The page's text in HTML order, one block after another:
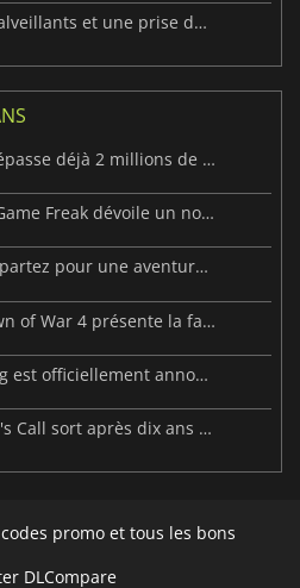
Des cartes de logiciels malveillants et une prise de contrôle de Discord ont touché Meccha Chameleon
Resident Evil: Veronica dépasse déjà 2 millions de wishlists
Beast of Reincarnation : Game Freak dévoile un nouveau pari
Big Walk est disponible : partez pour une aventure entre amis
Warhammer 40 000 : Dawn of War 4 présente la faction des Nécrons
Le DLC Nioh 3 : Hell Rising est officiellement annoncé
Forsaken Realms : Vahrin's Call sort après dix ans de développement
promo et tous les bons
DLCompare